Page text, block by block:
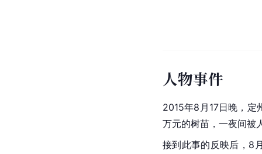
人物事件
2015年8月17日晚，定
万元的树苗，一夜间被
接到此事的反映后，8